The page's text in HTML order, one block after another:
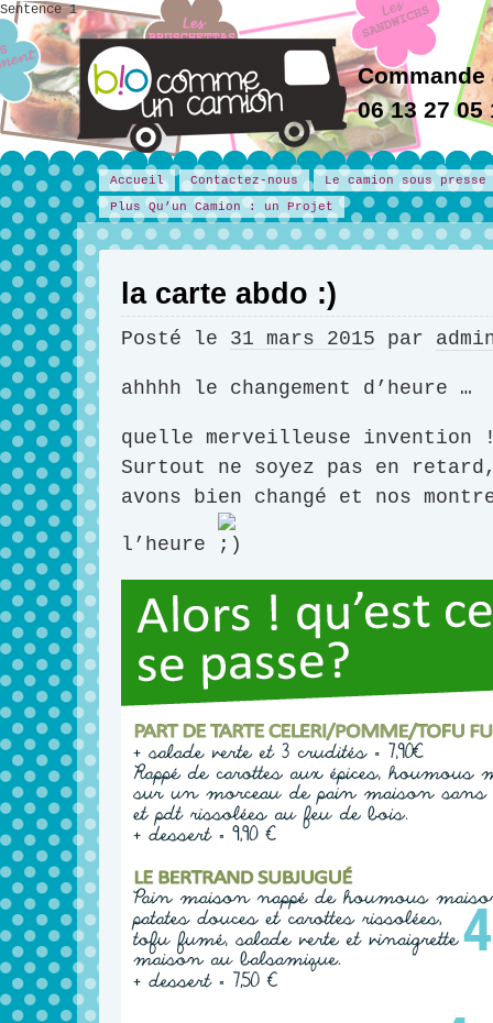
Sentence 1
Commande
06 13 27 05
Accueil Contactez-nous
Le camion sous presse
Plus Qu’un Camion : un Projet
la carte abdo :)
Posté le 31 mars 2015 par
ahhhh le changement d’heure …
quelle merveilleuse invention
Surtout ne soyez pas en
avons bien changé et nos
l’heure